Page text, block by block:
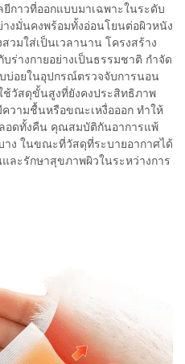
กาวที่ออกแบบมาเฉพาะในระดับ
งมั่นคงพร้อมทั้งอ่อนโยนต่อผิวหนัง
วมใส่เป็นเวลานาน โครงสร้าง
ร่างกายอย่างเป็นธรรมชาติ กำจัด
บ่อยในอุปกรณ์ตรวจจับการนอน
วัสดุขั้นสูงที่ยังคงประสิทธิภาพ
วามชื้นหรือขณะเหงื่อออก ทำให้
อดทั้งคืน คุณสมบัติกันอาการแพ้
าง ในขณะที่วัสดุที่ระบายอากาศได้
ละรักษาสุขภาพผิวในระหว่างการ